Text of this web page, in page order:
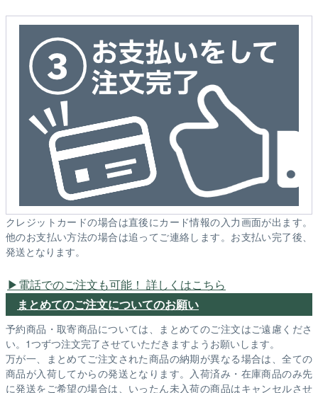
クレジットカードの場合は直後にカード情報の入力画面が出ます。
他のお支払い方法の場合は追ってご連絡します。お支払い完了後、
発送となります。
電話でのご注文も可能！ 詳しくはこちら
まとめてのご注文についてのお願い
予約商品・取寄商品については、まとめてのご注文はご遠慮くださ
い。1つずつ注文完了させていただきますようお願いします。
万が一、まとめてご注文された商品の納期が異なる場合は、全ての
商品が入荷してからの発送となります。入荷済み・在庫商品のみ先
に発送をご希望の場合は、いったん未入荷の商品はキャンセルさせ